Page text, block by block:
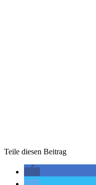
Teile diesen Beitrag